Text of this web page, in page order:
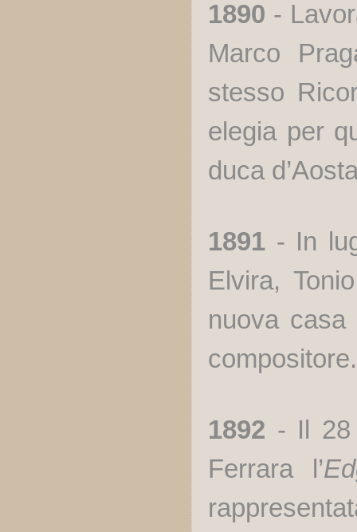
1890 -
Marco
stesso
elegia per
duca
1891 - In
Elvira,
nuova
compositore.
1892 - Il 28
Ferrara l’